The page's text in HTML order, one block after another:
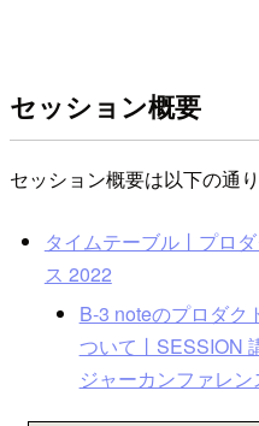
セッション概要
セッション概要は以下の通り
タイムテーブル丨プロ
ス 2022
B-3 noteのプロダク
ついて丨SESSION
ジャーカンファレン